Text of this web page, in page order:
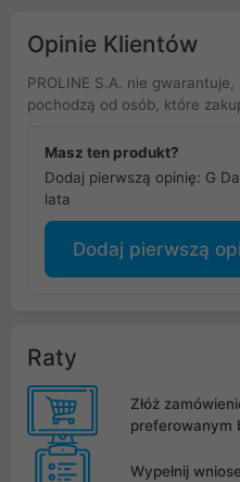
Opinie Klientów
PROLINE S.A. nie
pochodzą od osób, które
Masz ten produkt?
Dodaj pierwszą opinię: G
lata
Dodaj pierwszą
Raty
Złóż
preferowanym
Wypełnij